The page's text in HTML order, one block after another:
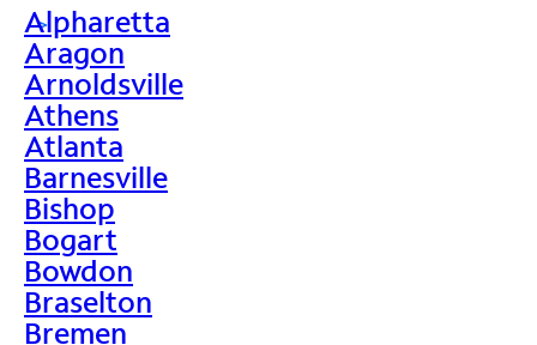
>
Alpharetta
Aragon
Arnoldsville
Athens
Atlanta
Barnesville
Bishop
Bogart
Bowdon
Braselton
Bremen